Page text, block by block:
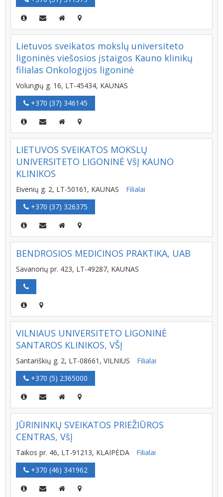
Lietuvos sveikatos mokslų universiteto
ligoninės viešosios įstaigos Kauno klinikų
filialas Onkologijos ligoninė
Volungių g. 16, LT-45434, KAUNAS
+370 (37) 346145
LIETUVOS SVEIKATOS MOKSLŲ
UNIVERSITETO LIGONINĖ VšĮ KAUNO
KLINIKOS
Eivenių g. 2, LT-50161, KAUNAS
Filialai
+370 (37) 326375
BENDROSIOS MEDICINOS PRAKTIKA, UAB
Savanorių pr. 423, LT-49287, KAUNAS
VILNIAUS UNIVERSITETO LIGONINĖ
SANTAROS KLINIKOS, VŠĮ
Santariškių g. 2, LT-08661, VILNIUS
Filialai
+370 (5) 2365000
JŪRININKŲ SVEIKATOS PRIEŽIŪROS
CENTRAS, VšĮ
Taikos pr. 46, LT-91213, KLAIPĖDA
Filialai
+370 (46) 341962